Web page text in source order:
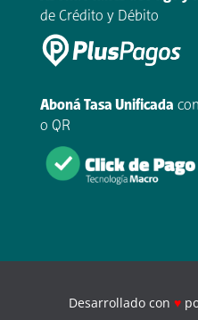
de Crédito y Débito
Aboná Tasa Unificada
o QR
Desarrollado con ♥